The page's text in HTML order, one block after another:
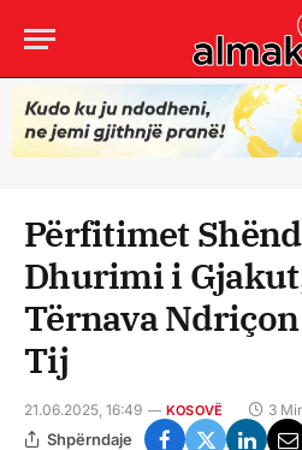
Përfitimet
Dhurimi i
Tërnava
Tij
21.06.2025, 16:49 KOSOVË 3
Shpërndaje